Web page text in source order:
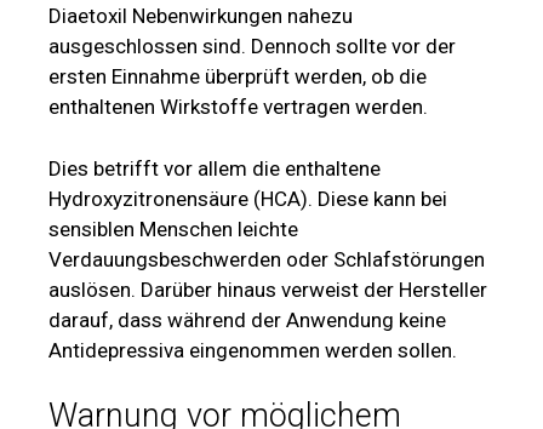
Diaetoxil Nebenwirkungen nahezu
ausgeschlossen sind. Dennoch sollte vor der
ersten Einnahme überprüft werden, ob die
enthaltenen Wirkstoffe vertragen werden.
Dies betrifft vor allem die enthaltene
Hydroxyzitronensäure (HCA). Diese kann bei
sensiblen Menschen leichte
Verdauungsbeschwerden oder Schlafstörungen
auslösen. Darüber hinaus verweist der Hersteller
darauf, dass während der Anwendung keine
Antidepressiva eingenommen werden sollen.
Warnung vor möglichem